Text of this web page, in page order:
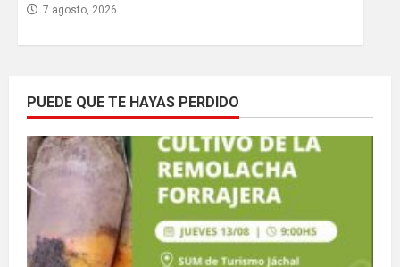
7 agosto, 2026
PUEDE QUE TE HAYAS PERDIDO